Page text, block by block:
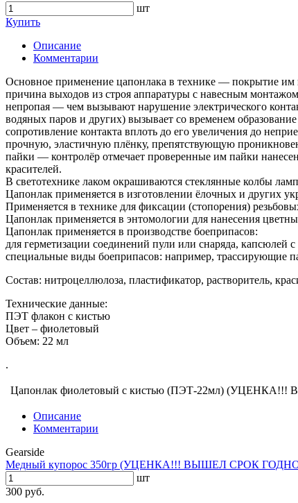
шт
Купить
Описание
Комментарии
Основное применение цапонлака в технике — покрытие им
причина выходов из строя аппаратуры с навесным
непропая — чем вызывают нарушение электрического
водяных паров и других) вызывает со временем
сопротивление контакта вплоть до его увеличения до
прочную, эластичную плёнку, препятствующую
пайки — контролёр отмечает проверенные им пайки
красителей.
В светотехнике лаком окрашиваются стеклянные колбы
Цапонлак применяется в изготовлении ёлочных и других
Применяется в технике для фиксации (стопорения)
Цапонлак применяется в энтомологии для нанесения
Цапонлак применяется в производстве боеприпасов:
для герметизации соединений пули или снаряда, капсюлей
специальные виды боеприпасов: например, трассирующие
Состав: нитроцеллюлоза, пластификатор, растворитель,
Технические данные:
ПЭТ флакон с кистью
Цвет – фиолетовый
Объем: 22 мл
.
Цапонлак фиолетовый с кистью (ПЭТ-22мл)
Описание
Комментарии
Gearside
Медный купорос 350гр (УЦЕНКА!!! ВЫШЕЛ СРОК
шт
300 руб.